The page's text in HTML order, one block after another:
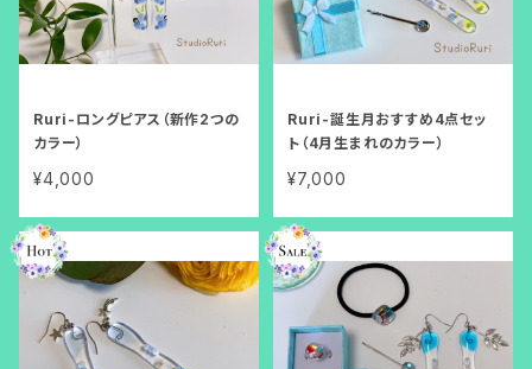
Ruri-ロングピアス（新作2つの
カラー）
¥4,000
Ruri-誕生月おすすめ4点セッ
ト（4月生まれのカラー）
¥7,000